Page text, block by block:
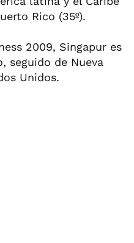
Rico (35º).
2009, Singapur es
seguido de Nueva
Unidos.